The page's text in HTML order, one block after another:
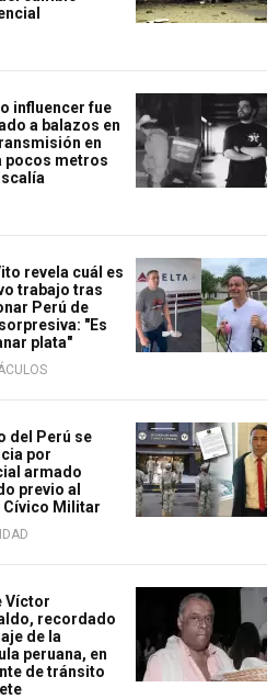
influencer fue
a balazos en
en
pocos metros
revela cuál es
trabajo tras
Perú de
"Es
plata"
del Perú se
por
armado
previo al
Cívico Militar
Víctor
recordado
de la
peruana, en
de tránsito